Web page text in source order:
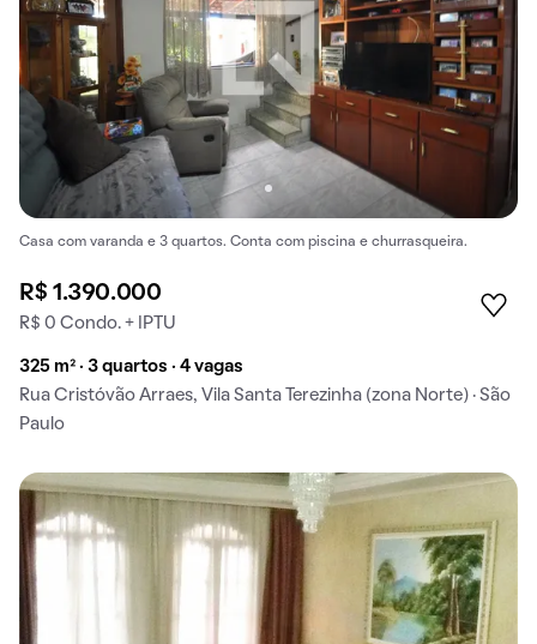
Casa com varanda e 3 quartos. Conta com piscina e churrasqueira.
R$ 1.390.000
R$ 0 Condo. + IPTU
325 m² · 3 quartos · 4 vagas
Rua Cristóvão Arraes, Vila Santa Terezinha (zona Norte) · São
Paulo